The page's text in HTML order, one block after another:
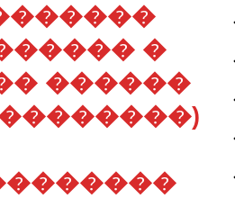
�
������